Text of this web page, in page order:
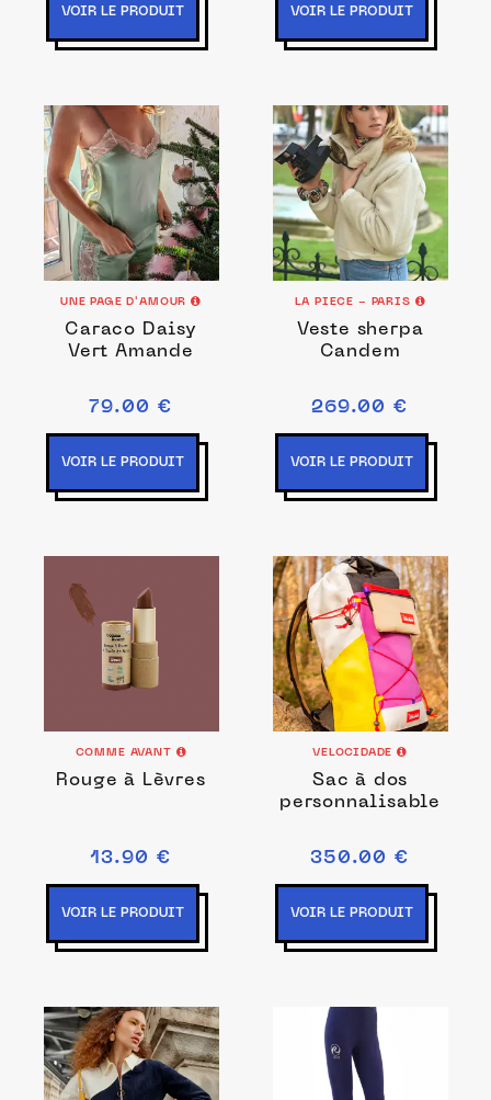
VOIR LE PRODUIT VOIR LE PRODUIT
UNE PAGE D'AMOUR
Caraco Daisy
Vert Amande
79.00 €
VOIR LE PRODUIT
LA PIECE - PARIS
Veste sherpa
Candem
269.00 €
VOIR LE PRODUIT
COMME AVANT
Rouge à Lèvres
13.90 €
VOIR LE PRODUIT
VELOCIDADE
Sac à dos
personnalisable
350.00 €
VOIR LE PRODUIT